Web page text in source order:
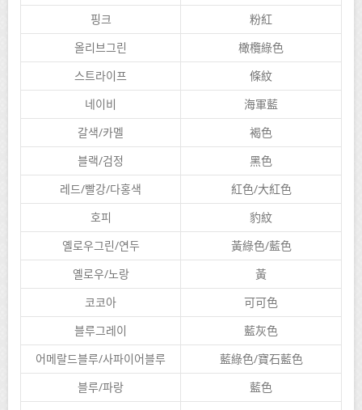
핑크
粉紅
올리브그린
橄欖綠色
스트라이프
條紋
네이비
海軍藍
갈색/카멜
褐色
블랙/검정
黑色
레드/빨강/다홍색
紅色/大紅色
호피
豹紋
옐로우그린/연두
黃綠色/藍色
옐로우/노랑
黃
코코아
可可色
블루그레이
藍灰色
어메랄드블루/사파이어블루
藍綠色/寶石藍色
블루/파랑
藍色